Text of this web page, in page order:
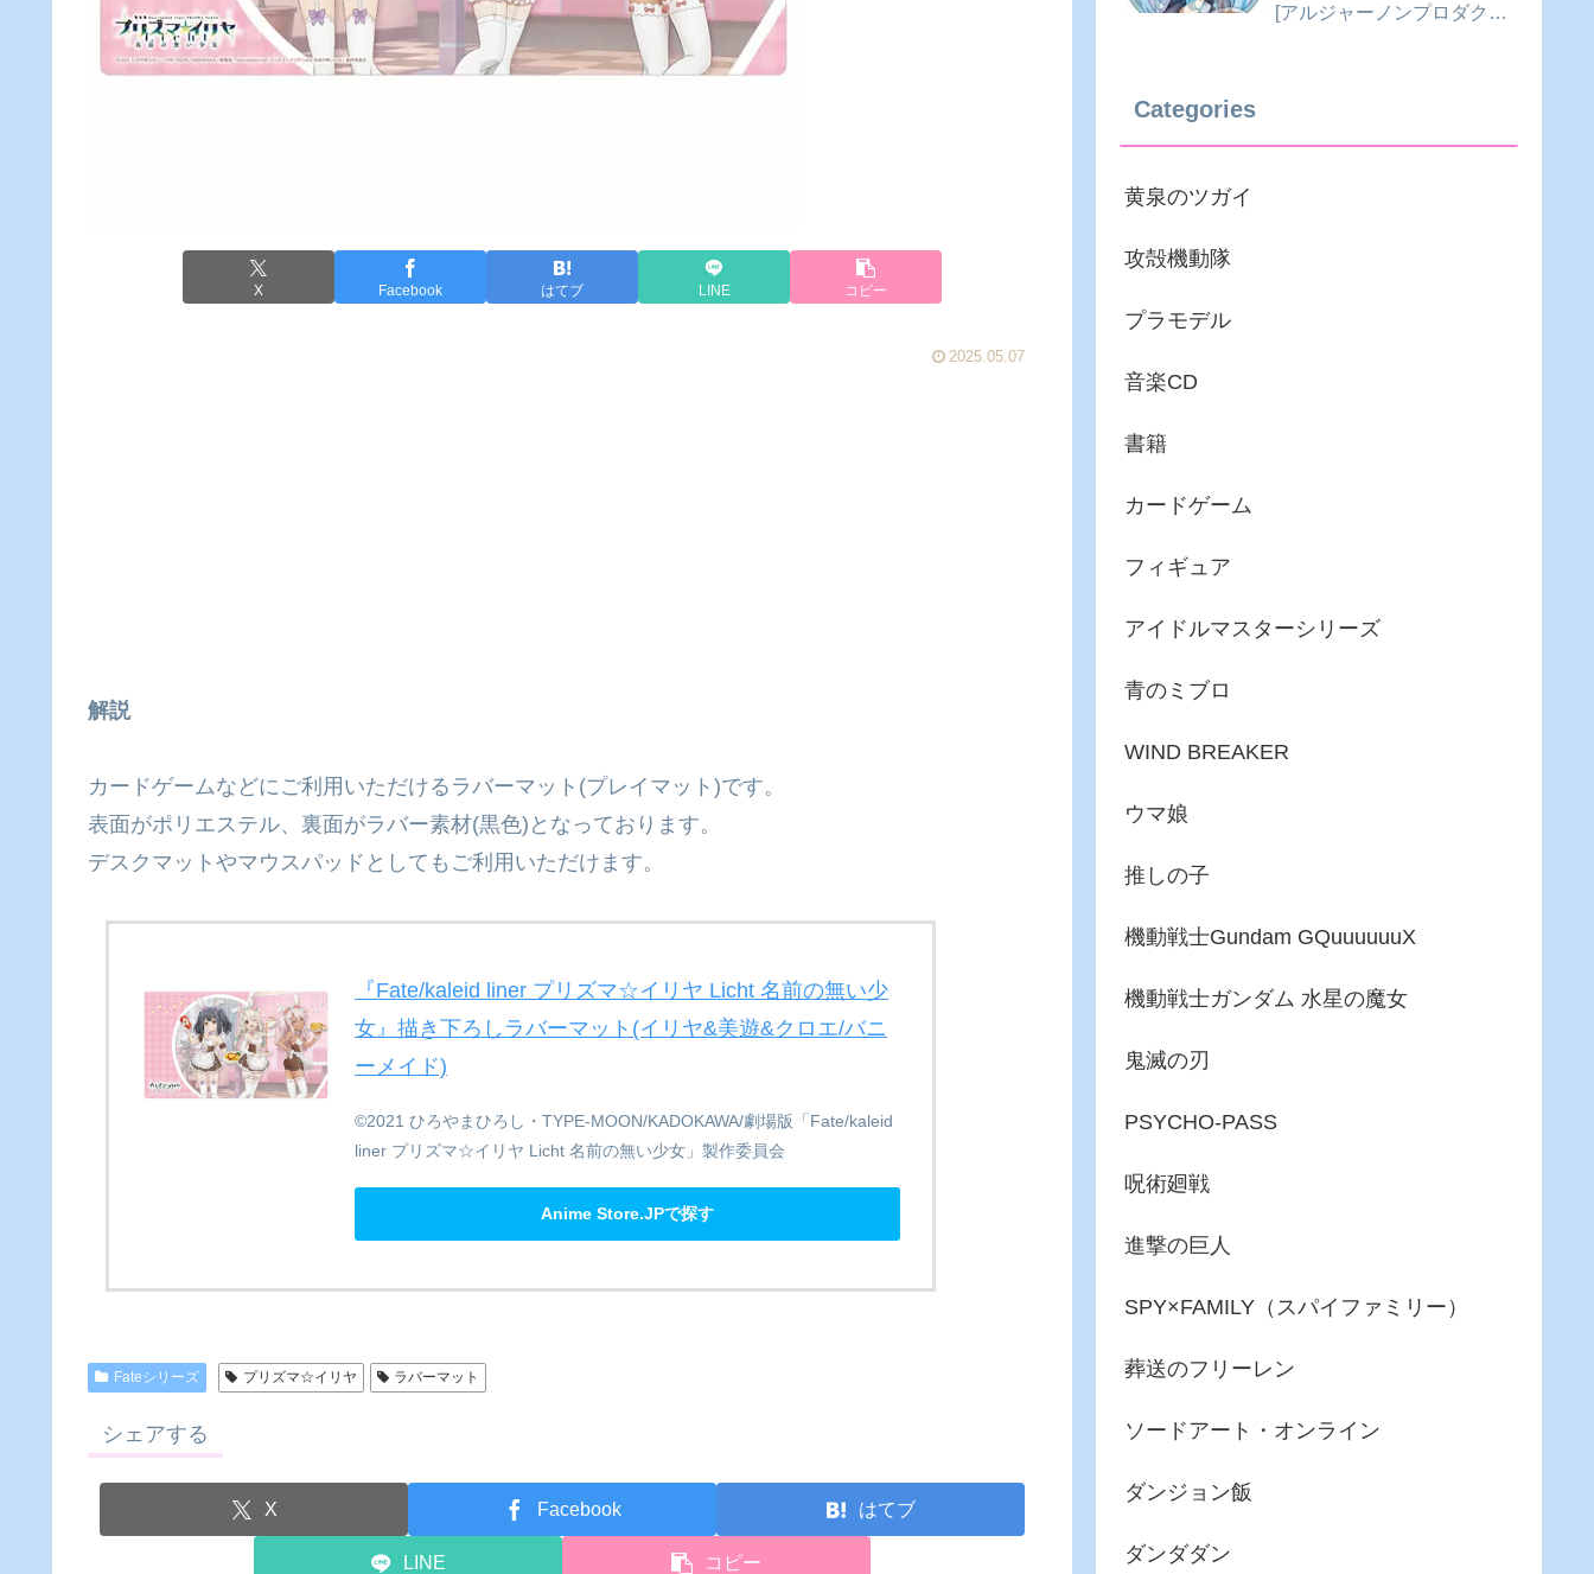
X Facebook はてブ LINE コピー
2025.05.07
解説
カードゲームなどにご利用いただけるラバーマット(プレイマット)です。
表面がポリエステル、裏面がラバー素材(黒色)となっております。
デスクマットやマウスパッドとしてもご利用いただけます。
『Fate/kaleid liner プリズマ☆​イリヤ Licht 名前の​無い​少
女』​描き下ろしラバーマット(イリヤ&美遊&クロエ/バニ
ーメイド)
©2021 ひろやまひろし・TYPE-MOON/KADOKAWA/劇場版「Fate/kaleid
liner プリズマ☆イリヤ Licht 名前の無い少女」製作委員会
Anime Store.JPで探す
Fateシリーズ プリズマ☆イリヤ ​​ラバーマット
シェアする
X Facebook はてブ
LINE コピー
[アルジャーノンプロダクト]
Categories
黄泉のツガイ
攻殻機動隊
プラモデル
音楽CD
書籍
カードゲーム
フィギュア
アイドルマスターシリーズ
青のミブロ
WIND BREAKER
ウマ娘
推しの子
機動戦士Gundam GQuuuuuuX
機動戦士ガンダム 水星の魔女
鬼滅の刃
PSYCHO-PASS
呪術廻戦
進撃の巨人
SPY×FAMILY（スパイファミリー）
葬送のフリーレン
ソードアート・オンライン
ダンジョン飯
ダンダダン